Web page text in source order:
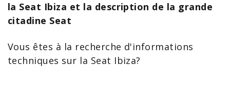
la Seat Ibiza et la description de la grande
citadine Seat
Vous êtes à la recherche d'informations
techniques sur la Seat Ibiza?